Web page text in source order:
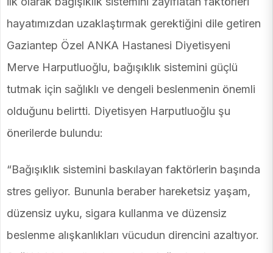
hayatımızdan uzaklaştırmak gerektiğini dile getiren
Gaziantep Özel ANKA Hastanesi Diyetisyeni
Merve Harputluoğlu, bağışıklık sistemini güçlü
tutmak için sağlıklı ve dengeli beslenmenin önemli
olduğunu belirtti. Diyetisyen Harputluoğlu şu
önerilerde bulundu:
“Bağışıklık sistemini baskılayan faktörlerin başında
stres geliyor. Bununla beraber hareketsiz yaşam,
düzensiz uyku, sigara kullanma ve düzensiz
beslenme alışkanlıkları vücudun direncini azaltıyor.